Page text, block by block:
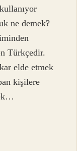
ne demek?
Türkçedir.
elde etmek
kişilere